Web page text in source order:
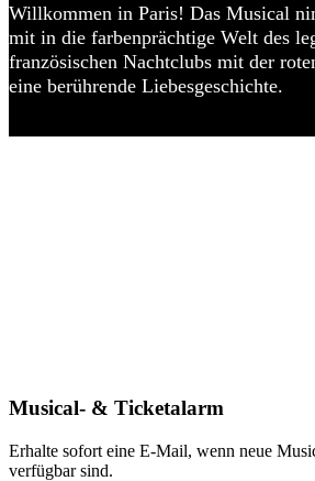
Willkommen in Paris! Das Musical
mit in die farbenprächtige Welt des
französischen Nachtclubs mit der
eine berührende Liebesgeschichte.
Musical- & Ticketalarm
Erhalte sofort eine E-Mail, wenn neue
verfügbar sind.